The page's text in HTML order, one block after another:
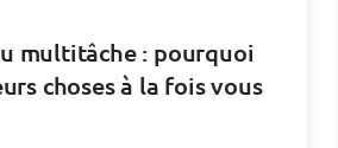
multitâche : pourquoi
choses à la fois vous